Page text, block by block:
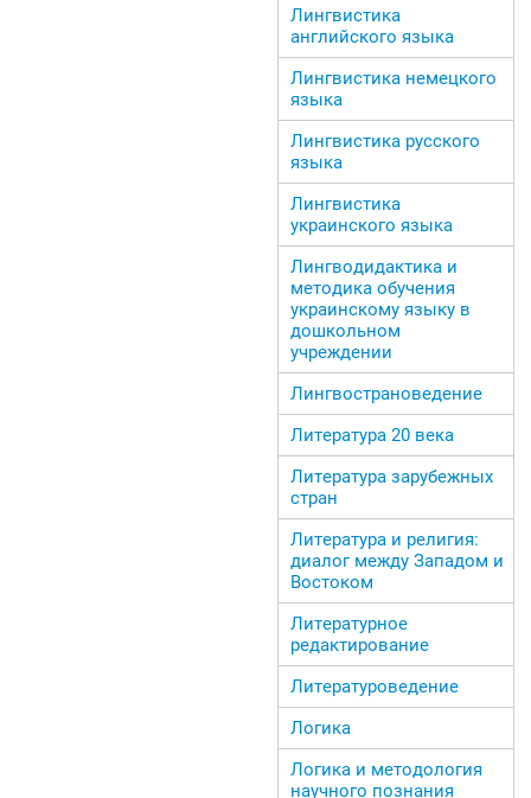
Лингвистика
английского языка
Лингвистика немецкого
языка
Лингвистика русского
языка
Лингвистика
украинского языка
Лингводидактика и
методика обучения
украинскому языку в
дошкольном
учреждении
Лингвострановедение
Литература 20 века
Литература зарубежных
стран
Литература и религия:
диалог между Западом и
Востоком
Литературное
редактирование
Литературоведение
Логика
Логика и методология
научного познания